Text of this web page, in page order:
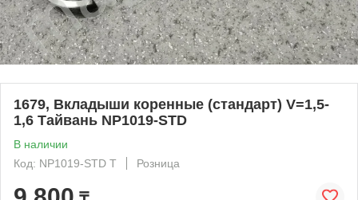
1679, Вкладыши коренные (стандарт) V=1,5-
1,6 Тайвань NP1019-STD
В наличии
Код: NP1019-STD T
Розница